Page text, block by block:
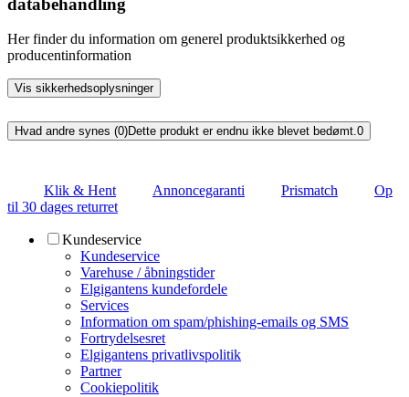
Her finder du information om generel produktsikkerhed og
producentinformation
Vis sikkerhedsoplysninger
Hvad andre synes (0)Dette produkt er endnu ikke blevet bedømt.0
Klik & Hent Annoncegaranti Prismatch
Op
til 30 dages returret
Kundeservice
Kundeservice
Varehuse / åbningstider
Elgigantens kundefordele
Services
Information om spam/phishing-emails og SMS
Fortrydelsesret
Elgigantens privatlivspolitik
Partner
Cookiepolitik